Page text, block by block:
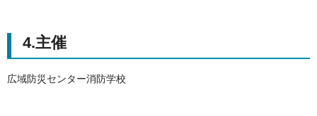
4.主催
広域防災センター消防学校